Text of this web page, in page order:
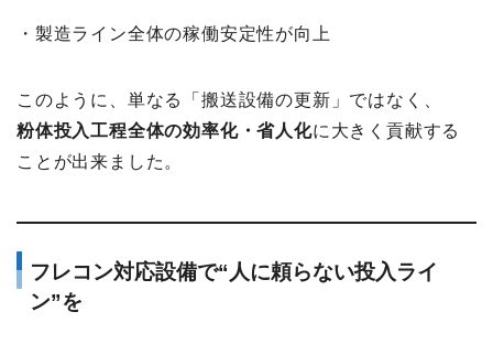
・製造ライン全体の稼働安定性が向上
このように、単なる「搬送設備の更新」ではなく、
粉体投入工程全体の効率化・省人化に大きく貢献する
ことが出来ました。
フレコン対応設備で“人に頼らない投入ライ
ン”を